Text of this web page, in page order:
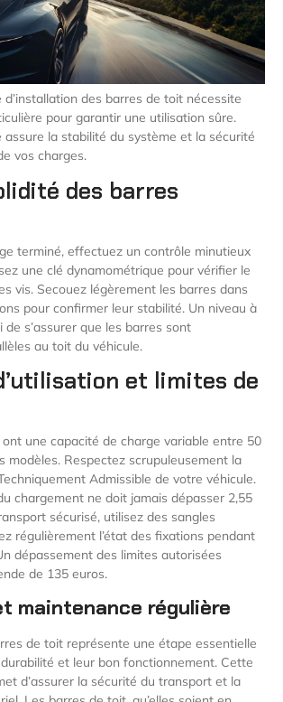
d’installation des barres de toit nécessite
pour garantir une utilisation sûre.
la stabilité du système et la sécurité
vos charges.
des barres
terminé, effectuez un contrôle minutieux
une clé dynamométrique pour vérifier le
vis. Secouez légèrement les barres dans
pour confirmer leur stabilité. Un niveau à
de s’assurer que les barres sont
au toit du véhicule.
et limites de
une capacité de charge variable entre 50
modèles. Respectez scrupuleusement la
Admissible de votre véhicule.
chargement ne doit jamais dépasser 2,55
sécurisé, utilisez des sangles
régulièrement l’état des fixations pendant
dépassement des limites autorisées
de 135 euros.
maintenance régulière
de toit représente une étape essentielle
et leur bon fonctionnement. Cette
d’assurer la sécurité du transport et la